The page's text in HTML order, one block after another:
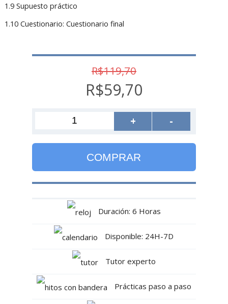
1.9 Supuesto práctico
1.10 Cuestionario: Cuestionario final
R$119,70
R$59,70
+ -
COMPRAR
Duración: 6 Horas
Disponible: 24H-7D
Tutor experto
Prácticas paso a paso